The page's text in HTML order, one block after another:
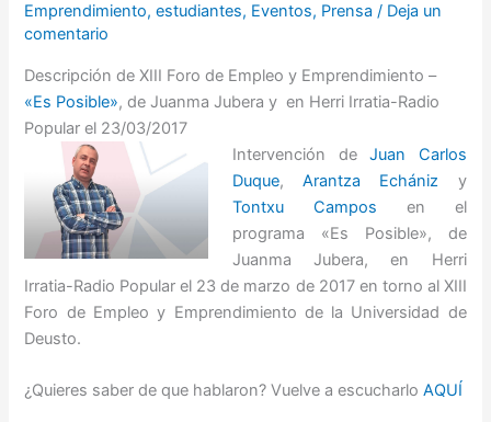
Emprendimiento,estudiantes, Eventos, Prensa / Deja un
comentario
Descripción de XIII Foro de Empleo y Emprendimiento –
«Es Posible», de Juanma Jubera y en Herri Irratia-Radio
Popular el 23/03/2017
Intervención deJuan Carlos
Duque,Arantza Echániz y
Tontxu Campos en el
programa «Es Posible», de
Juanma Jubera, en Herri
Irratia-Radio Popular el 23 de marzo de 2017 en torno al XIII
Foro de Empleo y Emprendimiento de la Universidad de
Deusto.
¿Quieres saber de que hablaron? Vuelve a escucharloAQUÍ